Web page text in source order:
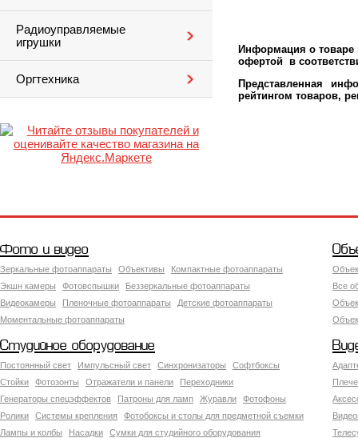
Радиоуправляемые
игрушки
Оргтехника
Информация о товаре
офертой в
Представленная
рейтингом товаров,
Фото и видео
Зеркальные фотоаппараты Объективы
Компактные фотоаппараты
Экшн камеры
Фотовспышки
Беззеркальные фотоаппараты
Видеокамеры
Пленочные фотоаппараты
Детские фотоаппараты
Моментальные фотоаппараты
Все
Студийное оборудование
Постоянный свет Импульсный свет Синхронизаторы
Софтбоксы
Стойки
Фотозонты Отражатели и панели
Переходники
Генераторы спецэффектов
Патроны для ламп Журавли
Фотофоны
Ролики
Системы крепления
Фотобоксы и столы для предметной съемки
Лампы и колбы
Насадки
Сумки для студийного оборудования